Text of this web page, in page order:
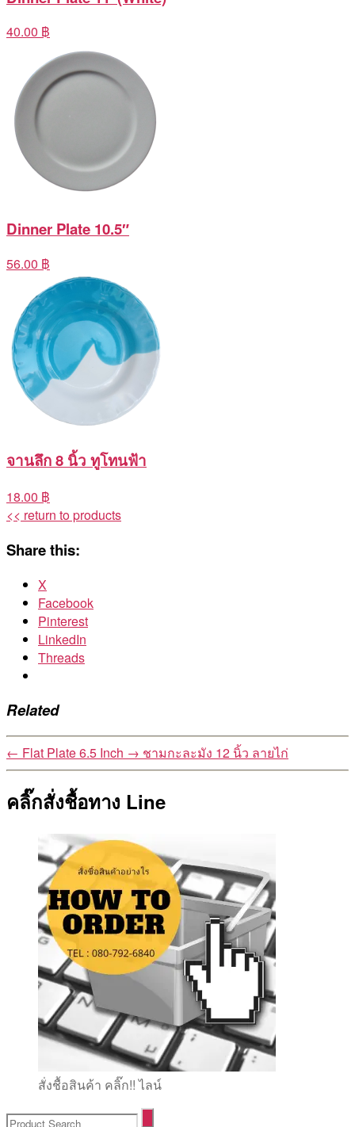
40.00 ฿
Dinner Plate 10.5″
56.00 ฿
จานลึก 8 นิ้ว ทูโทนฟ้า
18.00 ฿
<< return to products
Share this:
X
Facebook
Pinterest
LinkedIn
Threads
Related
← Flat Plate 6.5 Inch → ชามกะละมัง 12 นิ้ว ลายไก่
คลิ๊กสั่งชื้อทาง Line
สั่งชื้อสินค้า คลิ๊ก!! ไลน์